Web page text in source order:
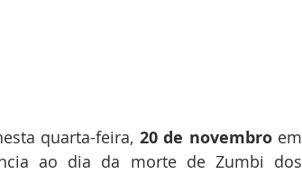
quarta-feira, 20 de novembro em
ao dia da morte de Zumbi dos